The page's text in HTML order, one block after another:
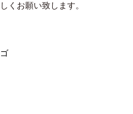
くお願い致します。